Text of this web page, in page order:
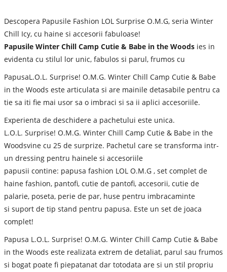
Descopera Papusile Fashion LOL Surprise O.M.G, seria Winter
Chill Icy, cu haine si accesorii fabuloase!
Papusile Winter Chill Camp Cutie & Babe in the Woods ies in
evidenta cu stilul lor unic, fabulos si parul, frumos cu
PapusaL.O.L. Surprise! O.M.G. Winter Chill Camp Cutie & Babe
in the Woods este articulata si are mainile detasabile pentru ca
tie sa iti fie mai usor sa o imbraci si sa ii aplici accesoriile.
Experienta de deschidere a pachetului este unica.
L.O.L. Surprise! O.M.G. Winter Chill Camp Cutie & Babe in the
Woodsvine cu 25 de surprize. Pachetul care se transforma intr-
un dressing pentru hainele si accesoriile
papusii contine: papusa fashion LOL O.M.G , set complet de
haine fashion, pantofi, cutie de pantofi, accesorii, cutie de
palarie, poseta, perie de par, huse pentru imbracaminte
si suport de tip stand pentru papusa. Este un set de joaca
complet!
Papusa L.O.L. Surprise! O.M.G. Winter Chill Camp Cutie & Babe
in the Woods este realizata extrem de detaliat, parul sau frumos
si bogat poate fi piepatanat dar totodata are si un stil propriu